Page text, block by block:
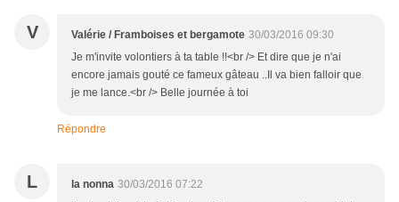
V Valérie / Framboises et bergamote 30/03/2016 09:30
Je m'invite volontiers à ta table !!<br /> Et dire que je n'ai
encore jamais gouté ce fameux gâteau ..Il va bien falloir que
je me lance.<br /> Belle journée à toi
Répondre
L la nonna 30/03/2016 07:22